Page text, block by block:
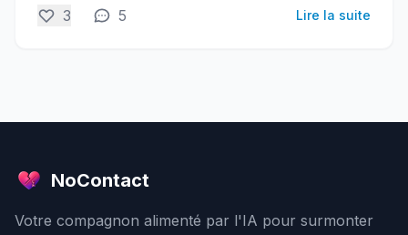
3 5 Lire la suite
NoContact
Votre compagnon alimenté par l'IA pour surmonter